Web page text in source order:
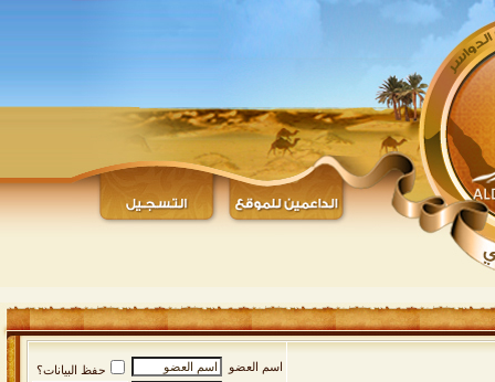
اسم العضو
حفظ البيانات؟